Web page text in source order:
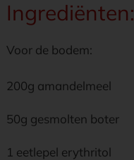
Ingrediënten:
Voor de bodem:
200g amandelmeel
50g gesmolten boter
1 eetlepel erythritol